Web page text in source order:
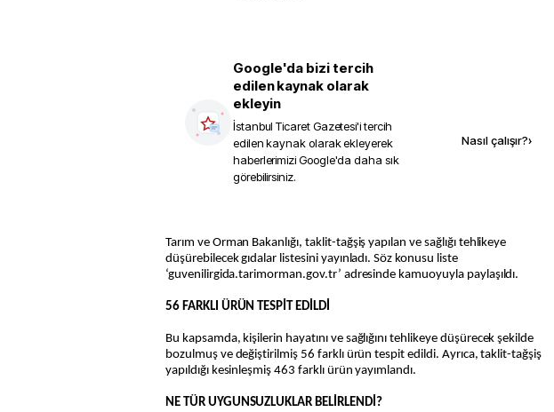
Google'da bizi tercih
edilen kaynak olarak
ekleyin
İstanbul Ticaret Gazetesi'i tercih
edilen kaynak olarak ekleyerek
haberlerimizi Google'da daha sık
görebilirsiniz.
Nasıl çalışır?›
Tarım ve Orman Bakanlığı, taklit-tağşiş yapılan ve sağlığı tehlikeye
düşürebilecek gıdalar listesini yayınladı. Söz konusu liste
‘guvenilirgida.tarimorman.gov.tr’ adresinde kamuoyuyla paylaşıldı.
56 FARKLI ÜRÜN TESPİT EDİLDİ
Bu kapsamda, kişilerin hayatını ve sağlığını tehlikeye düşürecek şekilde
bozulmuş ve değiştirilmiş 56 farklı ürün tespit edildi. Ayrıca, taklit-tağşiş
yapıldığı kesinleşmiş 463 farklı ürün yayımlandı.
NE TÜR UYGUNSUZLUKLAR BELİRLENDİ?